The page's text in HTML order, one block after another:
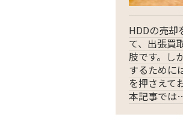
HDDの売却
て、出張買
肢です。し
するために
を押さえて
本記事では